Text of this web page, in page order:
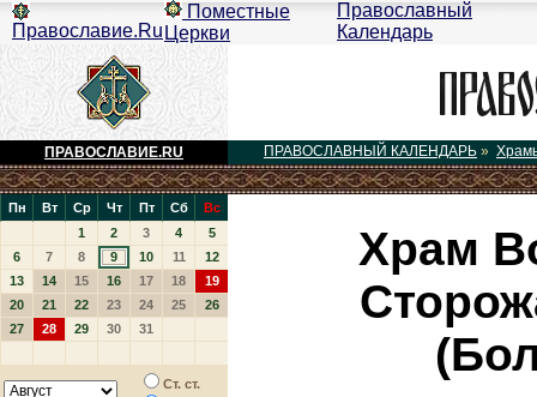
Православие.Ru
Поместные
Церкви
Православный
Календарь
ПРАВОСЛАВИЕ.RU ПРАВОСЛАВНЫЙ КАЛЕНДАРЬ »
Пн Вт Ср Чт Пт Сб
Вс
1
2 3 4
5
6
7 8 9 10 11
12
13
14 15 16 17 18
19
20
21 22 23 24 25
26
27
28 29 30 31
Ст. ст.
Храм